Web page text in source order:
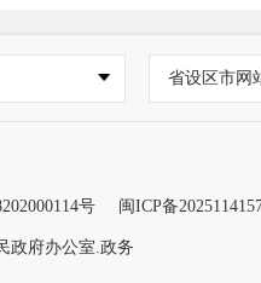
省设区市网
号 闽ICP备
政府办公室.政务